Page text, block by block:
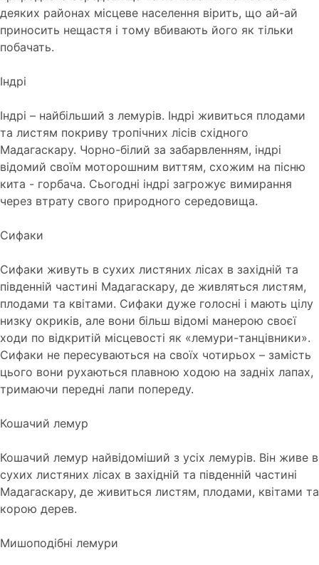
деяких районах місцеве населення вірить, що ай-ай
приносить нещастя і тому вбивають його як тільки
побачать.
Індрі
Індрі – найбільший з лемурів. Індрі живиться плодами
та листям покриву тропічних лісів східного
Мадагаскару. Чорно-білий за забарвленням, індрі
відомий своїм моторошним виттям, схожим на пісню
кита - горбача. Сьогодні індрі загрожує вимирання
через втрату свого природного середовища.
Сифаки
Сифаки живуть в сухих листяних лісах в західній та
південній частині Мадагаскару, де живляться листям,
плодами та квітами. Сифаки дуже голосні і мають цілу
низку окриків, але вони більш відомі манерою своєї
ходи по відкритій місцевості як «лемури-танцівники».
Сифаки не пересуваються на своїх чотирьох – замість
цього вони рухаються плавною ходою на задніх лапах,
тримаючи передні лапи попереду.
Кошачий лемур
Кошачий лемур найвідоміший з усіх лемурів. Він живе в
сухих листяних лісах в західній та південній частині
Мадагаскару, де живиться листям, плодами, квітами та
корою дерев.
Мишоподібні лемури